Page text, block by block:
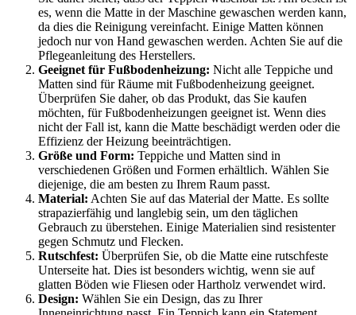
es, wenn die Matte in der Maschine gewaschen werden kann,
da dies die Reinigung vereinfacht. Einige Matten können
jedoch nur von Hand gewaschen werden. Achten Sie auf die
Pflegeanleitung des Herstellers.
Geeignet für Fußbodenheizung: Nicht alle Teppiche und
Matten sind für Räume mit Fußbodenheizung geeignet.
Überprüfen Sie daher, ob das Produkt, das Sie kaufen
möchten, für Fußbodenheizungen geeignet ist. Wenn dies
nicht der Fall ist, kann die Matte beschädigt werden oder die
Effizienz der Heizung beeinträchtigen.
Größe und Form: Teppiche und Matten sind in
verschiedenen Größen und Formen erhältlich. Wählen Sie
diejenige, die am besten zu Ihrem Raum passt.
Material: Achten Sie auf das Material der Matte. Es sollte
strapazierfähig und langlebig sein, um den täglichen
Gebrauch zu überstehen. Einige Materialien sind resistenter
gegen Schmutz und Flecken.
Rutschfest: Überprüfen Sie, ob die Matte eine rutschfeste
Unterseite hat. Dies ist besonders wichtig, wenn sie auf
glatten Böden wie Fliesen oder Hartholz verwendet wird.
Design: Wählen Sie ein Design, das zu Ihrer